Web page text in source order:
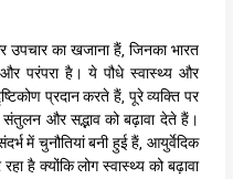
का खजाना हैं, जिनका भारत
परंपरा है। ये पौधे स्वास्थ्य और
प्रदान करते हैं, पूरे व्यक्ति पर
और सद्भाव को बढ़ावा देते हैं।
में चुनौतियां बनी हुई हैं, आयुर्वेदिक
है क्योंकि लोग स्वास्थ्य को बढ़ावा